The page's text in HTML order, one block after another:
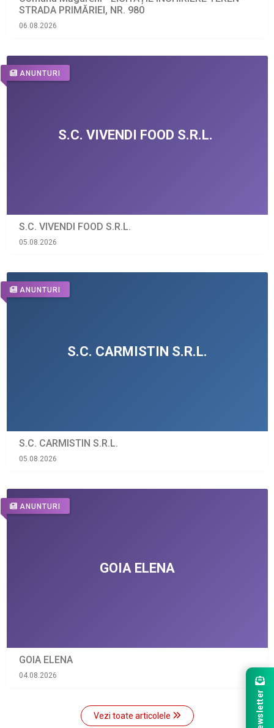
STRADA PRIMĂRIEI, NR. 980
06.08.2026
ANUNTURI
S.C. VIVENDI FOOD S.R.L.
05.08.2026
ANUNTURI
S.C. CARMISTIN S.R.L.
05.08.2026
ANUNTURI
GOIA ELENA
04.08.2026
Vezi toate articolele Newsletter